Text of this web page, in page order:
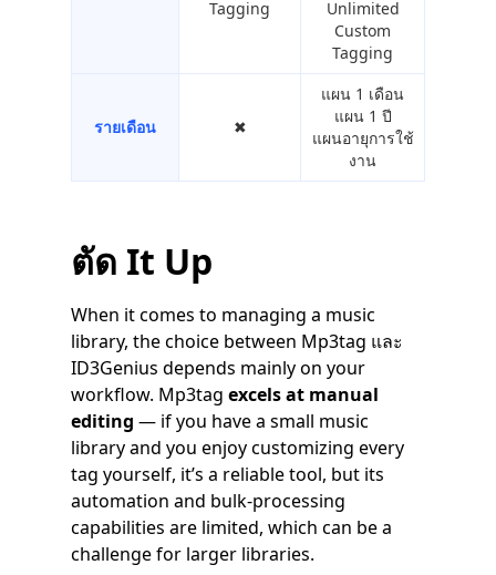
Tagging
Unlimited
Custom
Tagging
รายเดือน ✖︎
แผน 1 เดือน
แผน 1 ปี
แผนอายุการใช้
งาน
ตัด It Up
When it comes to managing a music
library, the choice between Mp3tag และ
ID3Genius depends mainly on your
workflow. Mp3tag excels at manual
editing — if you have a small music
library and you enjoy customizing every
tag yourself, it’s a reliable tool, but its
automation and bulk-processing
capabilities are limited, which can be a
challenge for larger libraries.